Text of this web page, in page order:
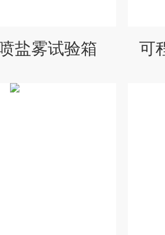
盐雾试验箱 可